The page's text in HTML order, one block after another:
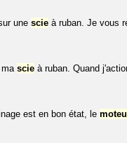
une scie à ruban. Je vous
ma scie à ruban. Quand
est en bon état, le